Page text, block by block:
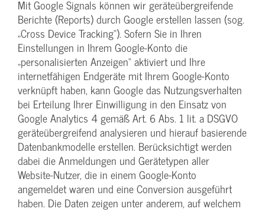
Mit Google Signals können wir geräteübergreifende
Berichte (Reports) durch Google erstellen lassen (sog.
„Cross Device Tracking“). Sofern Sie in Ihren
Einstellungen in Ihrem Google-Konto die
„personalisierten Anzeigen“ aktiviert und Ihre
internetfähigen Endgeräte mit Ihrem Google-Konto
verknüpft haben, kann Google das Nutzungsverhalten
bei Erteilung Ihrer Einwilligung in den Einsatz von
Google Analytics 4 gemäß Art. 6 Abs. 1 lit. a DSGVO
geräteübergreifend analysieren und hierauf basierende
Datenbankmodelle erstellen. Berücksichtigt werden
dabei die Anmeldungen und Gerätetypen aller
Website-Nutzer, die in einem Google-Konto
angemeldet waren und eine Conversion ausgeführt
haben. Die Daten zeigen unter anderem, auf welchem